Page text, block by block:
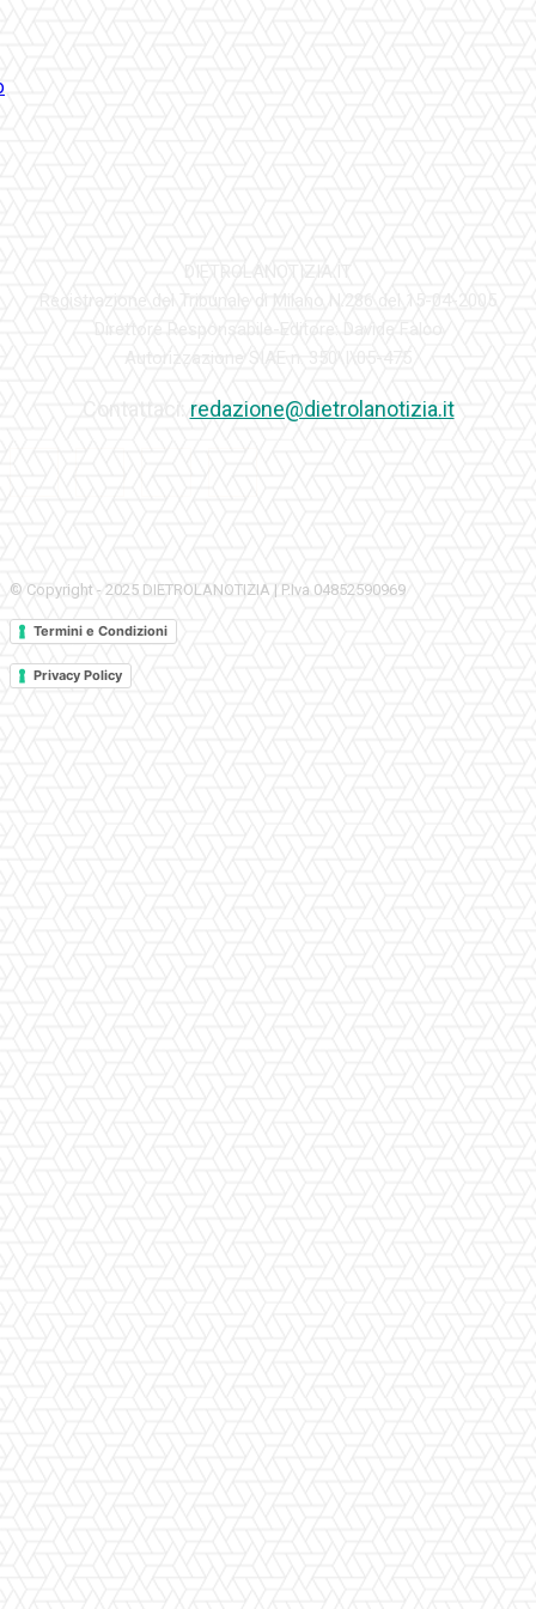
redazione@dietrolanotizia.it
© Copyright - 2025 DIETROLANOTIZIA | P.Iva 04852590969
Termini e Condizioni
Privacy Policy